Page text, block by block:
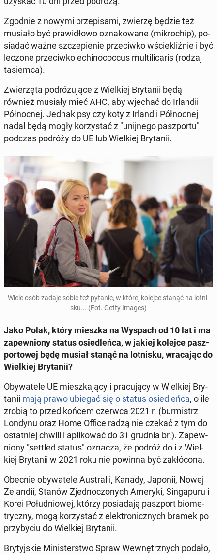
Zgodnie z nowymi prze­pi­sa­mi, zwierzę będzie też
musiało być pra­wi­dło­wo ozna­ko­wa­ne (mi­kro­chip), po­
sia­dać ważne szcze­pie­nie prze­ciw­ko wście­kliź­nie i być
leczone prze­ciw­ko echi­no­coc­cus mul­ti­li­ca­ris (rodzaj
ta­siem­ca).
Zwie­rzę­ta po­dró­żu­ją­ce z Wiel­kiej Bry­ta­nii będą
również musiały mieć AHC, aby wjechać do Ir­lan­dii
Pół­noc­nej. Jednak psy czy koty z Ir­lan­dii Pół­noc­nej
nadal będą mogły ko­rzy­stać z "unij­ne­go pasz­por­tu"
podczas podróży do UE lub Wiel­kiej Bry­ta­nii.
Wiele osób zadaje sobie też pytanie, w której kolejce stanąć na lot­ni­
sku... (Fot. Getty Images)
Jako Polak, który mieszka na Wyspach od 10 lat i ma
za­pew­nio­ny status osie­dleń­ca, w jakiej kolejce pasz­
por­to­wej będę musiał stanąć na lot­ni­sku, wra­ca­jąc do
Wiel­kiej Bry­ta­nii?
Oby­wa­te­le UE miesz­ka­ją­cy i pra­cu­ją­cy w Wiel­kiej Bry­
ta­nii mają prawo ubiegać się o status osie­dleń­ca, o ile
zrobią to przed końcem czerwca 2021 r. (bur­mistrz
Londynu oraz Home Office radzą nie czekać z tym do
ostat­niej chwili i apli­ko­wać do 31 grudnia br.). Za­pew­
nio­ny "settled status" oznacza, że podróż do i z Wiel­
kiej Bry­ta­nii w 2021 roku nie powinna być za­kłó­co­na.
Obecnie oby­wa­te­le Au­stra­lii, Kanady, Japonii, Nowej
Ze­lan­dii, Stanów Zjed­no­czo­nych Ameryki, Sin­ga­pu­ru i
Korei Po­łu­dnio­wej, którzy po­sia­da­ją pasz­port bio­me­
trycz­ny, mogą ko­rzy­stać z elek­tro­nicz­nych bramek po
przy­by­ciu do Wiel­kiej Bry­ta­nii.
Bry­tyj­skie Mi­ni­ster­stwo Spraw We­wnętrz­nych podało,